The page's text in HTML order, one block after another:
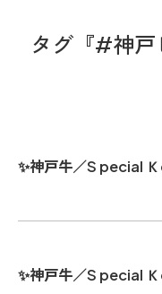
タグ『#神戸
✨神戸牛／S pecial
✨神戸牛／S pecial